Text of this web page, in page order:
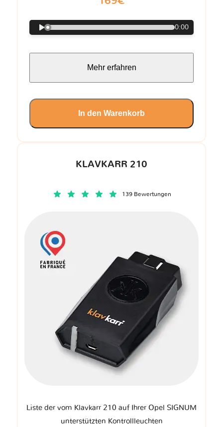
KLAVKARR 210
139 Bewertungen
Liste der vom Klavkarr 210 auf Ihrer Opel SIGNUM
unterstützten Kontrollleuchten
0:00
Mehr erfahren
In den Warenkorb